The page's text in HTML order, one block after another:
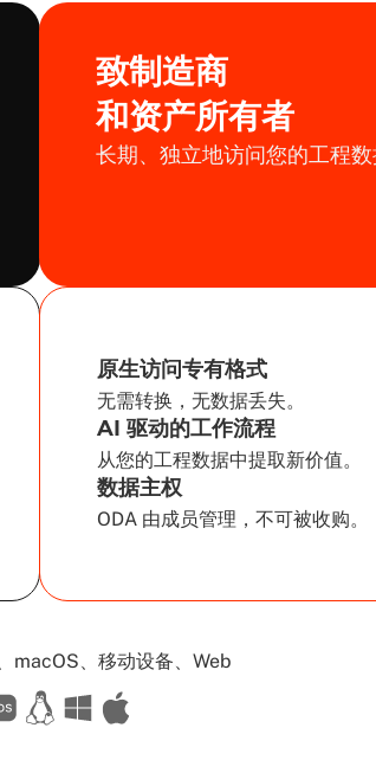
致制造商
和资产所有者
长期、独立地访问您的工程
原生访问专有格式
无需转换，无数据丢失。
AI 驱动的工作流程
从您的工程数据中提取新价值。
数据主权
ODA 由成员管理，不可被收购。
macOS、移动设备、Web